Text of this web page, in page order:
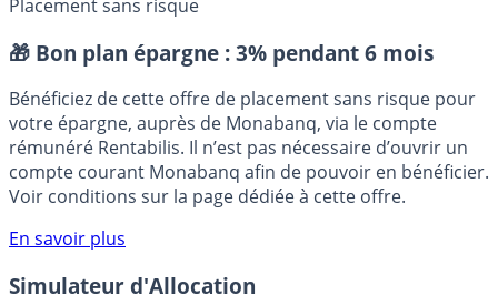
Produit structuré
Placement sans risque
🎁 Bon plan épargne : 3% pendant 6 mois
Bénéficiez de cette offre de placement sans risque pour
votre épargne, auprès de Monabanq, via le compte
rémunéré Rentabilis. Il n’est pas nécessaire d’ouvrir un
compte courant Monabanq afin de pouvoir en bénéficier.
Voir conditions sur la page dédiée à cette offre.
En savoir plus